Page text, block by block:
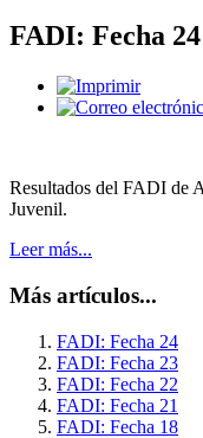
FADI: Fecha 24
Resultados del FADI de
Juvenil.
Leer más...
Más artículos...
FADI: Fecha 24
FADI: Fecha 23
FADI: Fecha 22
FADI: Fecha 21
FADI: Fecha 18